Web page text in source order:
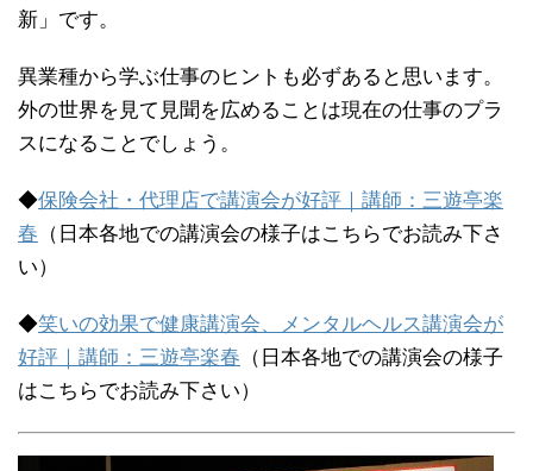
新」です。
異業種から学ぶ仕事のヒントも必ずあると思います。
外の世界を見て見聞を広めることは現在の仕事のプラ
スになることでしょう。
◆保険会社・代理店で講演会が好評｜講師：三遊亭楽
春 （日本各地での講演会の様子はこちらでお読み下さ
い）
◆笑いの効果で健康講演会、メンタルヘルス講演会が
好評｜講師：三遊亭楽春 （日本各地での講演会の様子
はこちらでお読み下さい）